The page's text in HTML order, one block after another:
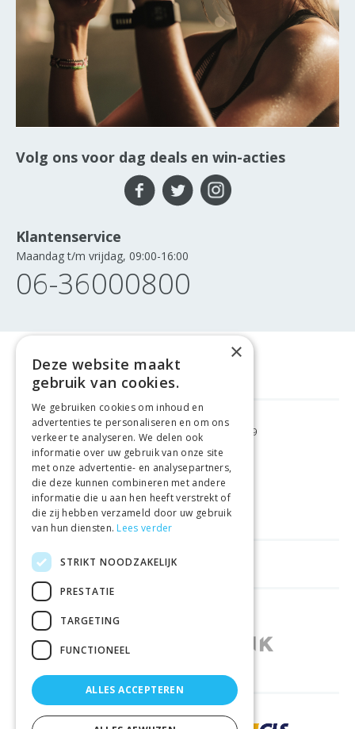
Volg ons voor dag deals en win-acties
Klantenservice
Maandag t/m vrijdag, 09:00-16:00
06-36000800
GRATIS VERZENDING VANAF €99
GEMAKKELIJKRETOURNEREN
LAAGSTEPRIJSGARANTIE
HANDIGE LINKS
WINKELS IN ANDERE LANDEN
×
Deze website maakt
gebruik van cookies.
We gebruiken cookies om inhoud en
advertenties te personaliseren en om ons
verkeer te analyseren. We delen ook
informatie over uw gebruik van onze site
met onze advertentie- en analysepartners,
die deze kunnen combineren met andere
informatie die u aan hen heeft verstrekt of
die zij hebben verzameld door uw gebruik
van hun diensten. Lees verder
STRIKT NOODZAKELIJK
PRESTATIE
TARGETING
FUNCTIONEEL
ALLES ACCEPTEREN